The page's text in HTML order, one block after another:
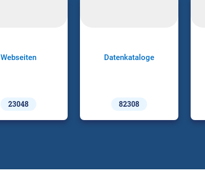
Webseiten
23048
Datenkataloge
82308